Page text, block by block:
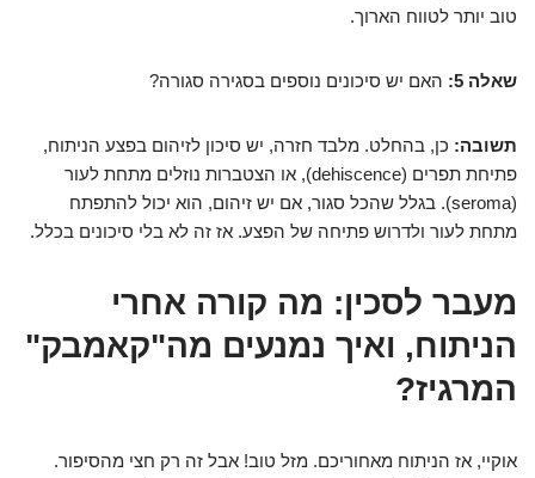
טוב יותר לטווח הארוך.
שאלה 5: האם יש סיכונים נוספים בסגירה סגורה?
תשובה: כן, בהחלט. מלבד חזרה, יש סיכון לזיהום בפצע הניתוח,
פתיחת תפרים (dehiscence), או הצטברות נוזלים מתחת לעור
(seroma). בגלל שהכל סגור, אם יש זיהום, הוא יכול להתפתח
מתחת לעור ולדרוש פתיחה של הפצע. אז זה לא בלי סיכונים בכלל.
מעבר לסכין: מה קורה אחרי
הניתוח, ואיך נמנעים מה"קאמבק"
המרגיז?
אוקיי, אז הניתוח מאחוריכם. מזל טוב! אבל זה רק חצי מהסיפור.